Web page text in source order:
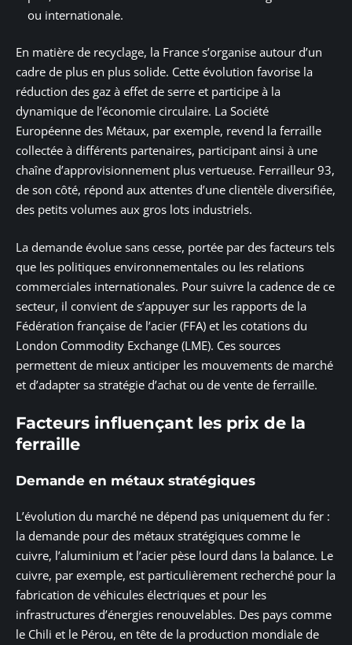
ou internationale.
En matière de recyclage, la France s’organise autour d’un
cadre de plus en plus solide. Cette évolution favorise la
réduction des gaz à effet de serre et participe à la
dynamique de l’économie circulaire. La Société
Européenne des Métaux, par exemple, revend la ferraille
collectée à différents partenaires, participant ainsi à une
chaîne d’approvisionnement plus vertueuse. Ferrailleur 93,
de son côté, répond aux attentes d’une clientèle diversifiée,
des petits volumes aux gros lots industriels.
La demande évolue sans cesse, portée par des facteurs tels
que les politiques environnementales ou les relations
commerciales internationales. Pour suivre la cadence de ce
secteur, il convient de s’appuyer sur les rapports de la
Fédération française de l’acier (FFA) et les cotations du
London Commodity Exchange (LME). Ces sources
permettent de mieux anticiper les mouvements de marché
et d’adapter sa stratégie d’achat ou de vente de ferraille.
Facteurs influençant les prix de la
ferraille
Demande en métaux stratégiques
L’évolution du marché ne dépend pas uniquement du fer :
la demande pour des métaux stratégiques comme le
cuivre, l’aluminium et l’acier pèse lourd dans la balance. Le
cuivre, par exemple, est particulièrement recherché pour la
fabrication de véhicules électriques et pour les
infrastructures d’énergies renouvelables. Des pays comme
le Chili et le Pérou, en tête de la production mondiale de